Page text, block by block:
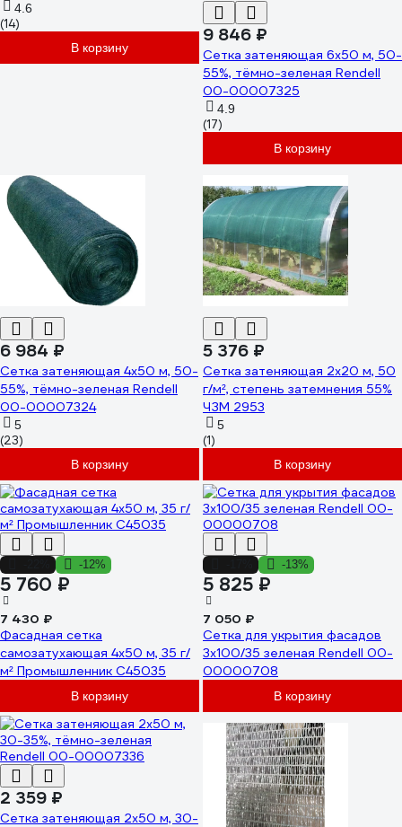
4.6
(14)
В корзину
9 846 ₽
Сетка затеняющая 6x50 м, 50-
55%, тёмно-зеленая Rendell
00-00007325
4.9
(17)
В корзину
6 984 ₽
Сетка затеняющая 4x50 м, 50-
55%, тёмно-зеленая Rendell
00-00007324
5
(23)
В корзину
5 376 ₽
Сетка затеняющая 2x20 м, 50
г/м², степень затемнения 55%
ЧЗМ 2953
5
(1)
В корзину
-12%
5 760 ₽
7 430 ₽
Фасадная сетка
самозатухающая 4x50 м, 35 г/
м² Промышленник С45035
В корзину
-13%
5 825 ₽
7 050 ₽
Сетка для укрытия фасадов
3х100/35 зеленая Rendell 00-
00000708
В корзину
2 359 ₽
Сетка затеняющая 2x50 м, 30-